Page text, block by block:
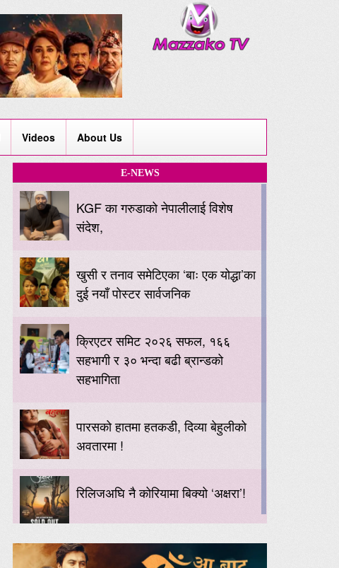
Videos About Us
E-NEWS
KGF का गरुडाको नेपालीलाई विशेष
संदेश,
खुसी र तनाव समेटिएका ‘बाः एक योद्धा’का
दुई नयाँ पोस्टर सार्वजनिक
क्रिएटर समिट २०२६ सफल, १६६
सहभागी र ३० भन्दा बढी ब्रान्डको
सहभागिता
पारसको हातमा हतकडी, दिव्या बेहुलीको
अवतारमा !
रिलिजअघि नै कोरियामा बिक्यो ‘अक्षरा’!